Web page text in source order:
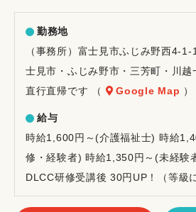
勤務地
（事務所）富士見市ふじみ野西4-
士見市・ふじみ野市・三芳町・川
直行直帰です （
Google Map ）
給与
時給1,600円～(介護福祉士) 時給
修・経験者) 時給1,350円～(未経験
DLCC研修受講後 30円UP！（等級